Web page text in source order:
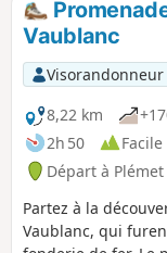
Vaublanc
Visorandonneur
8,22 km
2h 50
Facile
Départ à
Partez à la
Vaublanc, qui